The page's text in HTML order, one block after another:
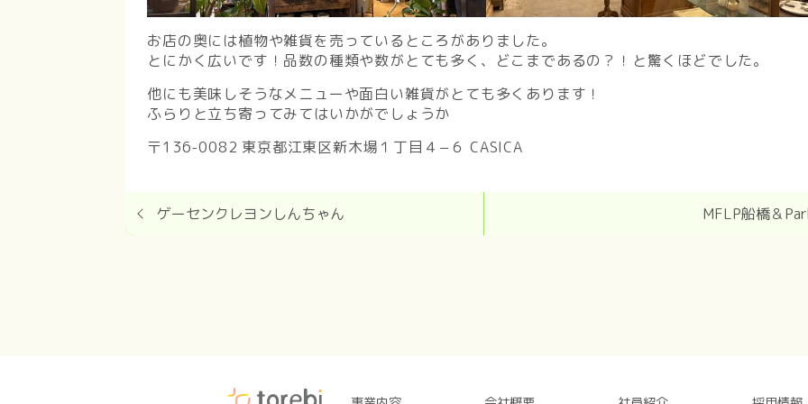
お店の奥には植物や雑貨を売っているところがありました。
とにかく広いです！品数の種類や数がとても多く、どこまであるの？！と驚くほどでした。
他にも美味しそうなメニューや面白い雑貨がとても多くあります！
ふらりと立ち寄ってみてはいかがでしょうか
〒136-0082 東京都江東区新木場１丁目４−６ CASICA
ゲーセンクレヨンしんちゃん MFLP船橋＆